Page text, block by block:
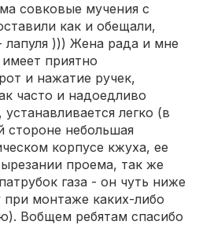
совковые мучения с
как и обещали,
))) Жена рада и мне
приятно
и нажатие ручек,
часто и надоедливо
легко (в
стороне небольшая
корпусе кжуха, ее
проема, так же
газа - он чуть ниже
монтаже каких-либо
Вобщем ребятам спасибо